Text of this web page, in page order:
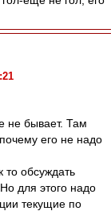
не бывает. Там
его не надо
то обсуждать
для этого надо
текущие по